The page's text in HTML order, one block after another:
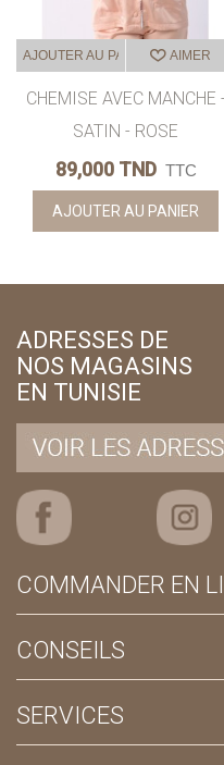
AJOUTER AU PANIER AIMER
CHEMISE AVEC MANCHE -
SATIN - ROSE
89,000 TND TTC
AJOUTER AU PANIER
ADRESSES DE
NOS MAGASINS
EN TUNISIE
COMMANDER EN
CONSEILS
SERVICES